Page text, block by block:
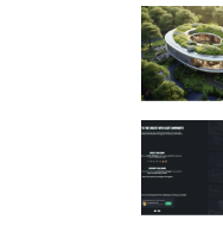
clarisse教
视觉特效
手动渲染
CPU渲染
vr渲染器
2D转3D
云渲染大
Houdini建